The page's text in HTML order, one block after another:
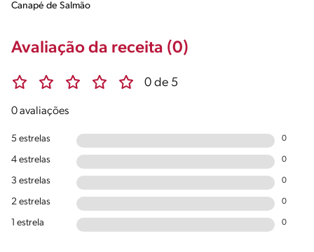
Canapé de Salmão
Avaliação da receita (0)
0 de 5
0 avaliações
5 estrelas 0
4 estrelas 0
3 estrelas 0
2 estrelas 0
1 estrela 0